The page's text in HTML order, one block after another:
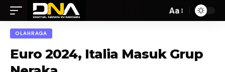
Aa
OLAHRAGA
Euro 2024, Italia Masuk Grup